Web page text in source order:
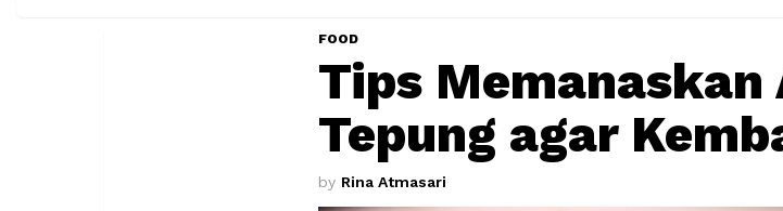
FOOD
Tips Memanaskan
Tepung agar
by Rina Atmasari